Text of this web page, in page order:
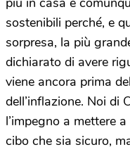
sostenibili perché, e
sorpresa, la più
dichiarato di avere
viene ancora prima
dell’inflazione. Noi di
l’impegno a mettere
cibo che sia sicuro,